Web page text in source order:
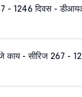
- 1246 दिवस -
काय - सीरिज 267 -